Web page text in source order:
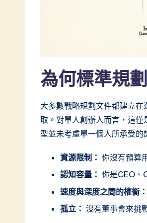
為何標準規
大多數戰略規劃文件都建立
取。對單人創辦人而言，這
型並未考慮單一個人所承受的
資源限制： 你沒有預算
認知容量： 你是CEO、
速度與深度之間的權衡：
孤立： 沒有董事會來挑